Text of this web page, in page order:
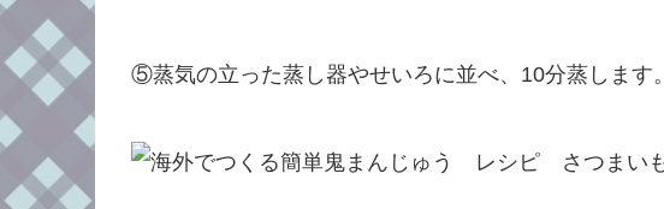
⑤蒸気の立った蒸し器やせいろに並べ、10分蒸します。